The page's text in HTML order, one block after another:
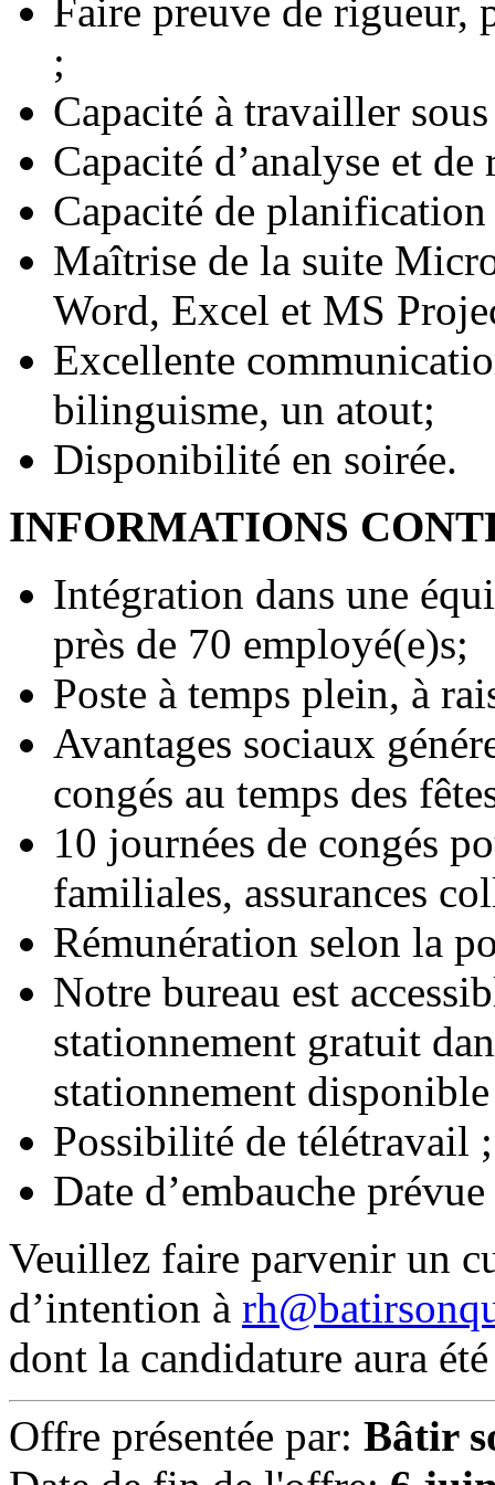
Faire preuve de rigueur,
;
Capacité à travailler
Capacité d’analyse et
Capacité de
Maîtrise de la suite
Word, Excel et MS
Excellente
bilinguisme, un atout;
Disponibilité en soirée.
INFORMATIONS
Intégration dans une
près de 70 employé(e)s;
Poste à temps plein, à
Avantages sociaux
congés au temps des
10 journées de congés
familiales, assurances
Rémunération selon la
Notre bureau est
stationnement gratuit
stationnement
Possibilité de télétravail ;
Date d’embauche
Veuillez faire parvenir un
d’intention à
dont la candidature aura
Offre présentée par: Bâtir